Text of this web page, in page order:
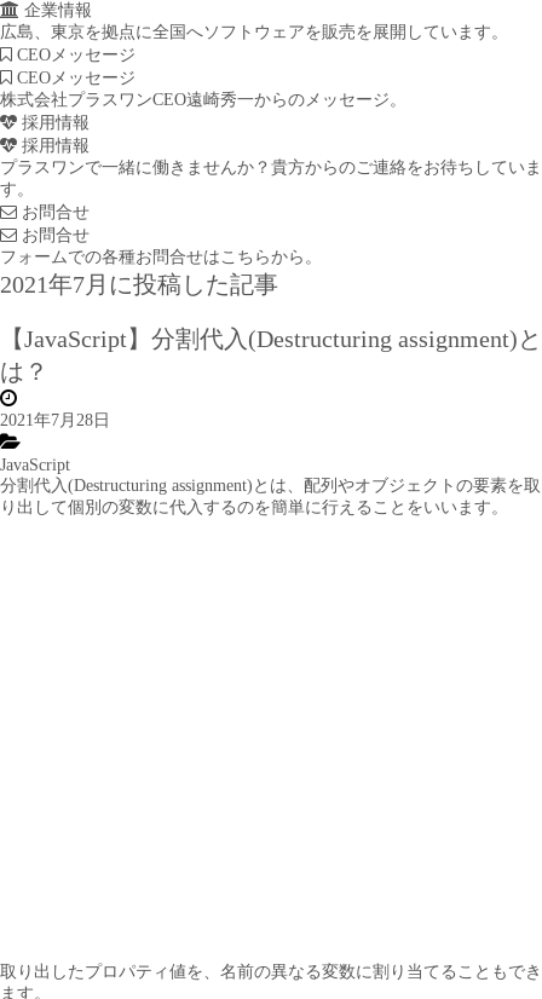
企業情報
広島、東京を拠点に全国へソフトウェアを販売を展開しています。
CEOメッセージ
CEOメッセージ
株式会社プラスワンCEO遠崎秀一からのメッセージ。
採用情報
採用情報
プラスワンで一緒に働きませんか？貴方からのご連絡をお待ちしていま
す。
お問合せ
お問合せ
フォームでの各種お問合せはこちらから。
2021年7月に投稿した記事
【JavaScript】分割代入(Destructuring assignment)と
は？
2021年7月28日
JavaScript
分割代入(Destructuring assignment)とは、配列やオブジェクトの要素を取
り出して個別の変数に代入するのを簡単に行えることをいいます。
取り出したプロパティ値を、名前の異なる変数に割り当てることもでき
ます。